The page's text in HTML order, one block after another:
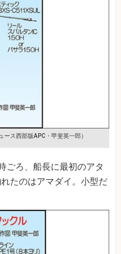
ース西部版APC・甲斐英一郎）
ごろ、船長に最初のアタ
たのはアマダイ。小型だ